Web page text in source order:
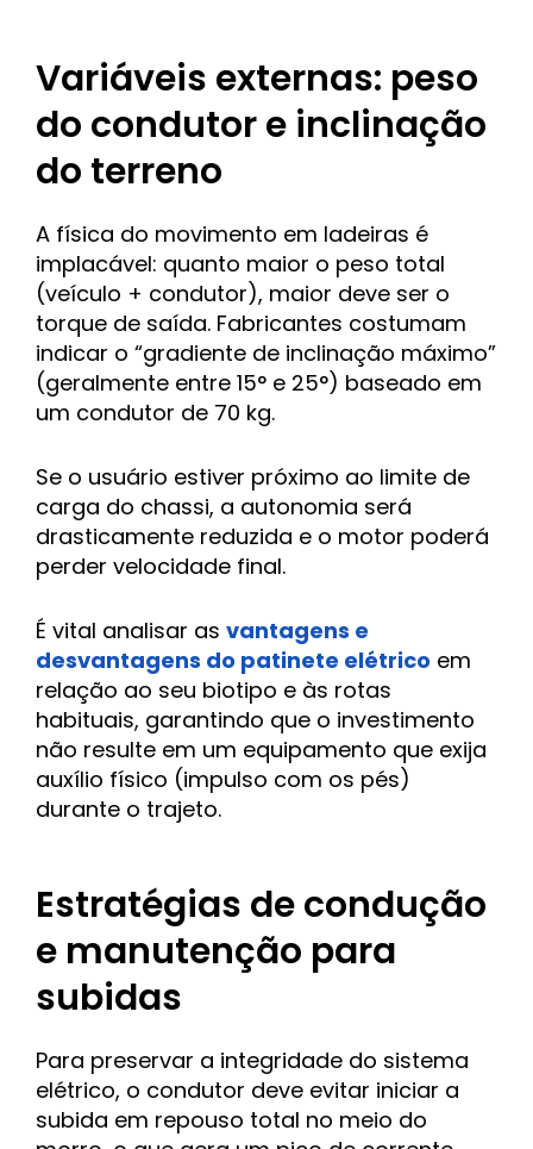
Variáveis externas: peso
do condutor e inclinação
do terreno
A física do movimento em ladeiras é
implacável: quanto maior o peso total
(veículo + condutor), maior deve ser o
torque de saída. Fabricantes costumam
indicar o “gradiente de inclinação máximo”
(geralmente entre 15° e 25°) baseado em
um condutor de 70 kg.
Se o usuário estiver próximo ao limite de
carga do chassi, a autonomia será
drasticamente reduzida e o motor poderá
perder velocidade final.
É vital analisar as vantagens e
desvantagens do patinete elétrico em
relação ao seu biotipo e às rotas
habituais, garantindo que o investimento
não resulte em um equipamento que exija
auxílio físico (impulso com os pés)
durante o trajeto.
Estratégias de condução
e manutenção para
subidas
Para preservar a integridade do sistema
elétrico, o condutor deve evitar iniciar a
subida em repouso total no meio do